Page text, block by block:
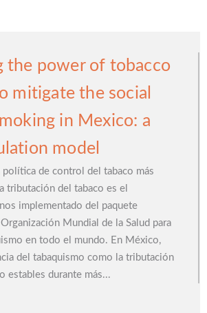
the power of tobacco
mitigate the social
in Mexico: a
model
política de control del tabaco más
tributación del tabaco es el
implementado del paquete
Mundial de la Salud para
en todo el mundo. En México,
del tabaquismo como la tributación
estables durante más...